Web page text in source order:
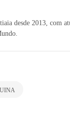
desde 2013, com